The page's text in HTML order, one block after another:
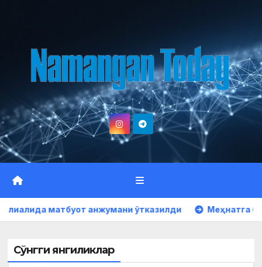
ўтказилди Меҳнатга берилган юксак
Сўнгги янгиликлар